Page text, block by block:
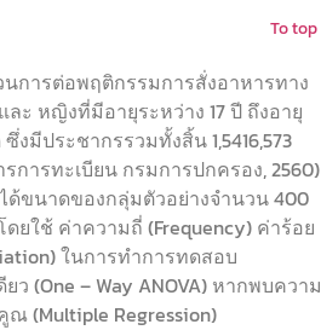
To top
การต่อพฤติกรรมการสั่งอาหารทาง
ะ หญิงที่มีอายุระหว่าง 17 ปี ถึงอายุ
มีประชากรรวมทั้งสิ้น 1,5416,573
ารทะเบียน กรมการปกครอง, 2560)
ได้ขนาดของกลุ่มตัวอย่างจำนวน 400
ยใช้ ค่าความถี่ (Frequency) ค่าร้อย
ในการทำการทดสอบ
(One – Way ANOVA) หากพบความ
(Multiple Regression)